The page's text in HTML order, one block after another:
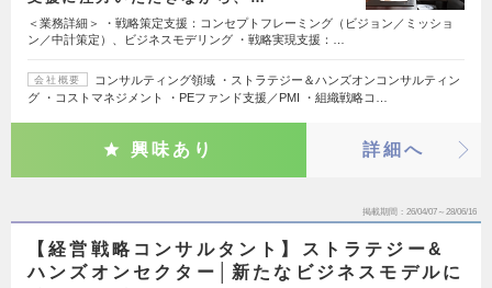
＜業務詳細＞ ・戦略策定支援：コンセプトフレーミング（ビジョン／ミッショ
ン／中計策定）、ビジネスモデリング ・戦略実現支援：…
会社概要
コンサルティング領域 ・ストラテジー＆ハンズオンコンサルティン
グ ・コストマネジメント ・PEファンド支援／PMI ・組織戦略コ…
興味あり 詳細へ
掲載期間 26/04/07～28/06/16
【経営戦略コンサルタント】ストラテジー&
ハンズオンセクター│新たなビジネスモデルに